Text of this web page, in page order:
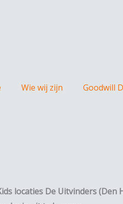
Wie wij zijn Goodwill
locaties De Uitvinders (Den